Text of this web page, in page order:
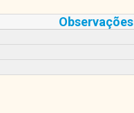
Observações